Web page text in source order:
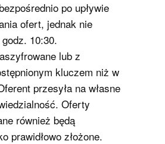
po upływie
ofert, jednak nie
10:30.
lub z
kluczem niż w
przesyła na własne
Oferty
również będą
prawidłowo złożone.